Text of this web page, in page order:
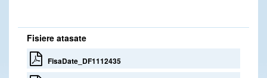
Fisiere atasate
FisaDate_DF1112435